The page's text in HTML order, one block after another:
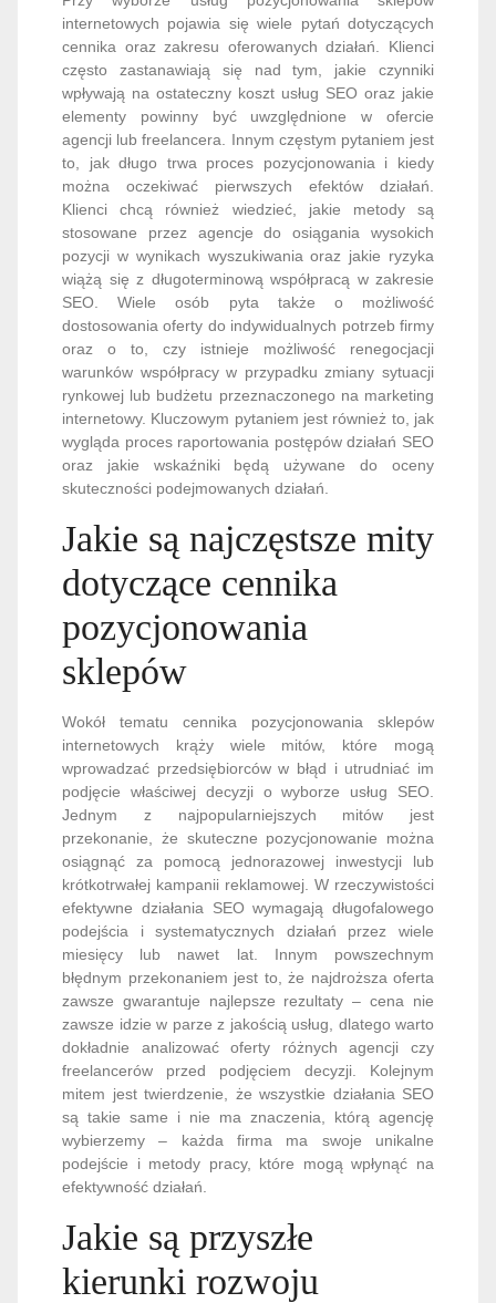
internetowych pojawia się wiele pytań dotyczących
cennika oraz zakresu oferowanych działań. Klienci
często zastanawiają się nad tym, jakie czynniki
wpływają na ostateczny koszt usług SEO oraz jakie
elementy powinny być uwzględnione w ofercie
agencji lub freelancera. Innym częstym pytaniem jest
to, jak długo trwa proces pozycjonowania i kiedy
można oczekiwać pierwszych efektów działań.
Klienci chcą również wiedzieć, jakie metody są
stosowane przez agencje do osiągania wysokich
pozycji w wynikach wyszukiwania oraz jakie ryzyka
wiążą się z długoterminową współpracą w zakresie
SEO. Wiele osób pyta także o możliwość
dostosowania oferty do indywidualnych potrzeb firmy
oraz o to, czy istnieje możliwość renegocjacji
warunków współpracy w przypadku zmiany sytuacji
rynkowej lub budżetu przeznaczonego na marketing
internetowy. Kluczowym pytaniem jest również to, jak
wygląda proces raportowania postępów działań SEO
oraz jakie wskaźniki będą używane do oceny
skuteczności podejmowanych działań.
Jakie są najczęstsze mity
dotyczące cennika
pozycjonowania
sklepów
Wokół tematu cennika pozycjonowania sklepów
internetowych krąży wiele mitów, które mogą
wprowadzać przedsiębiorców w błąd i utrudniać im
podjęcie właściwej decyzji o wyborze usług SEO.
Jednym z najpopularniejszych mitów jest
przekonanie, że skuteczne pozycjonowanie można
osiągnąć za pomocą jednorazowej inwestycji lub
krótkotrwałej kampanii reklamowej. W rzeczywistości
efektywne działania SEO wymagają długofalowego
podejścia i systematycznych działań przez wiele
miesięcy lub nawet lat. Innym powszechnym
błędnym przekonaniem jest to, że najdroższa oferta
zawsze gwarantuje najlepsze rezultaty – cena nie
zawsze idzie w parze z jakością usług, dlatego warto
dokładnie analizować oferty różnych agencji czy
freelancerów przed podjęciem decyzji. Kolejnym
mitem jest twierdzenie, że wszystkie działania SEO
są takie same i nie ma znaczenia, którą agencję
wybierzemy – każda firma ma swoje unikalne
podejście i metody pracy, które mogą wpłynąć na
efektywność działań.
Jakie są przyszłe
kierunki rozwoju